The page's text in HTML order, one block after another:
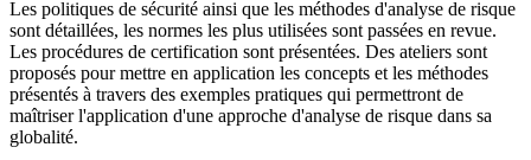
Les politiques de sécurité ainsi que les méthodes d'analyse de risque
sont détaillées, les normes les plus utilisées sont passées en revue.
Les procédures de certification sont présentées. Des ateliers sont
proposés pour mettre en application les concepts et les méthodes
présentés à travers des exemples pratiques qui permettront de
maîtriser l'application d'une approche d'analyse de risque dans sa
globalité.